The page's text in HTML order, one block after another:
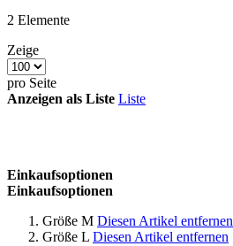
2 Elemente
Zeige
pro Seite
Anzeigen als Liste Liste
Einkaufsoptionen
Einkaufsoptionen
Größe M Diesen Artikel entfernen
Größe L Diesen Artikel entfernen